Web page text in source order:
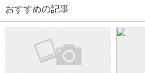
おすすめの記事